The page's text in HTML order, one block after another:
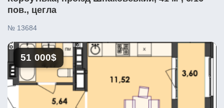
пов., цегла
№ 13684
51 000$